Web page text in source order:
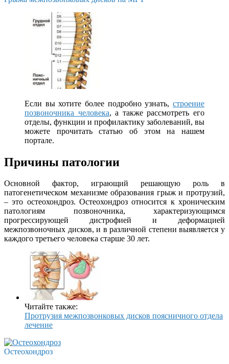
Если вы хотите более подробно узнать, строение
позвоночника человека, а также рассмотреть его
отделы, функции и профилактику заболеваний, вы
можете прочитать статью об этом на нашем
портале.
Причины патологии
Основной фактор, играющий решающую роль в
патогенетическом механизме образования грыж и протрузий,
– это остеохондроз. Остеохондроз относится к хроническим
патологиям позвоночника, характеризующимся
прогрессирующей дистрофией и деформацией
межпозвоночных дисков, и в различной степени выявляется у
каждого третьего человека старше 30 лет.
Читайте также:
Протрузия межпозвонковых дисков поясничного отдела
лечение
Остеохондроз